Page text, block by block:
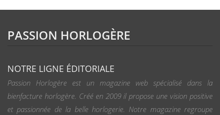
PASSION HORLOGÈRE
NOTRE LIGNE ÉDITORIALE
Passion Horlogère est un magazine web spécialisé dans la
bienfacture horlogère. Créé en 2009 il propose une vision positive
et passionnée de la belle horlogerie. Notre magazine regroupe